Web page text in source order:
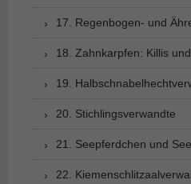
17. Regenbogen- und
18. Zahnkarpfen: Killis
19.
20. Stichlingsverwandte
21. Seepferdchen und
22.